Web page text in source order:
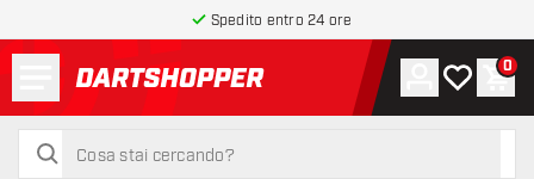
Spedito entro 24 ore
torna alla home page
cerca
cerca
Account
La mia0